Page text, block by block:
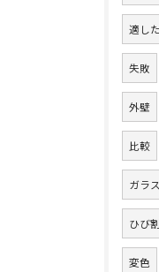
適し
失敗
外壁
比較
ガラ
ひび
変色